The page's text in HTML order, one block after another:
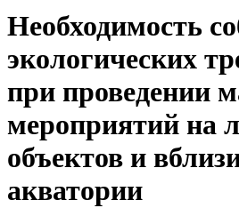
Необходимость
экологических
при проведении
мероприятий на
объектов и
акватории